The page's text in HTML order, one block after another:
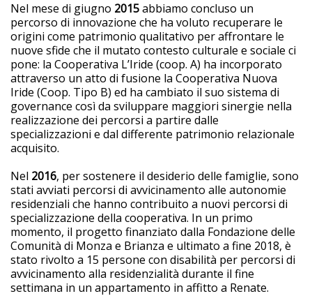
Nel mese di giugno 2015abbiamo concluso un
percorso di innovazione che ha voluto recuperare le
origini come patrimonio qualitativo per affrontare le
nuove sfide che il mutato contesto culturale e sociale ci
pone: la Cooperativa L’Iride (coop. A) ha incorporato
attraverso un atto di fusione la Cooperativa Nuova
Iride (Coop. Tipo B) ed ha cambiato il suo sistema di
governance così da sviluppare maggiori sinergie nella
realizzazione dei percorsi a partire dalle
specializzazioni e dal differente patrimonio relazionale
acquisito.
Nel 2016, per sostenere il desiderio delle famiglie, sono
stati avviati percorsi di avvicinamento alle autonomie
residenziali che hanno contribuito a nuovi percorsi di
specializzazione della cooperativa. In un primo
momento, il progetto finanziato dalla Fondazione delle
Comunità di Monza e Brianza e ultimato a fine 2018, è
stato rivolto a 15 persone con disabilità per percorsi di
avvicinamento alla residenzialità durante il fine
settimana in un appartamento in affitto a Renate.